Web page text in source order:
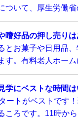
ついて、厚生労働
嗜好品の押し売りは
とお菓子や日用品
す。有料老人ホー
学にベストな時間は
ートがベストです
ころです。11時か